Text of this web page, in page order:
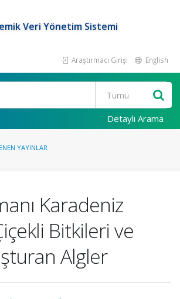
Veri Yönetim Sistemi
Araştırmacı Girişi English
Detaylı Arama
YAYINLAR
Karadeniz
Bitkileri ve
Algler